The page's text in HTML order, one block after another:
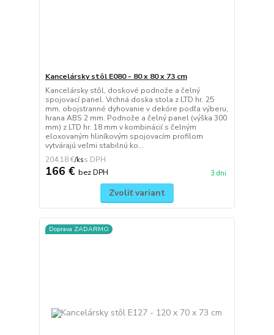
Kancelársky stôl E080 - 80 x 80 x 73 cm
Kancelársky stôl, doskové podnože a čelný
spojovací panel. Vrchná doska stola z LTD hr. 25
mm, obojstranné dyhovanie v dekóre podľa výberu,
hrana ABS 2 mm. Podnože a čelný panel (výška 300
mm) z LTD hr. 18 mm v kombinácií s čelným
eloxovaným hliníkovým spojovacím profilom
vytvárajú veľmi stabilnú ko...
204,18 €/ks
166 € bez DPH 3 dni
Zvoliť variant
Doprava ZADARMO